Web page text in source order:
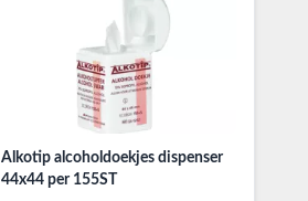
Alkotip alcoholdoekjes dispenser
44x44 per 155ST